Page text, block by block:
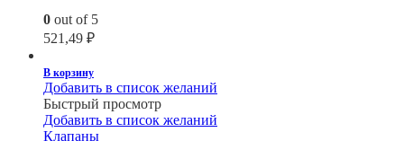
0 out of 5
521,49 ₽
В корзину
Добавить в список желаний
Быстрый просмотр
Добавить в список желаний
Клапаны